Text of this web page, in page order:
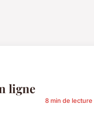
ligne
8 min de